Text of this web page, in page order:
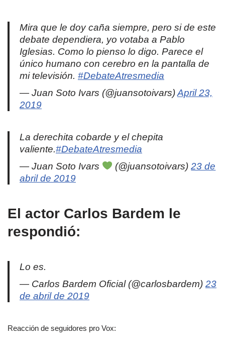
Mira que le doy caña siempre, pero si de este
debate dependiera, yo votaba a Pablo
Iglesias. Como lo pienso lo digo. Parece el
único humano con cerebro en la pantalla de
mi televisión. #DebateAtresmedia
— Juan Soto Ivars (@juansotoivars)April 23,
2019
La derechita cobarde y el chepita
valiente.#DebateAtresmedia
— Juan Soto Ivars
(@juansotoivars)23 de
abril de 2019
El actor Carlos Bardem le
respondió:
Lo es.
— Carlos Bardem Oficial (@carlosbardem) 23
de abril de 2019
Reacción de seguidores pro Vox: